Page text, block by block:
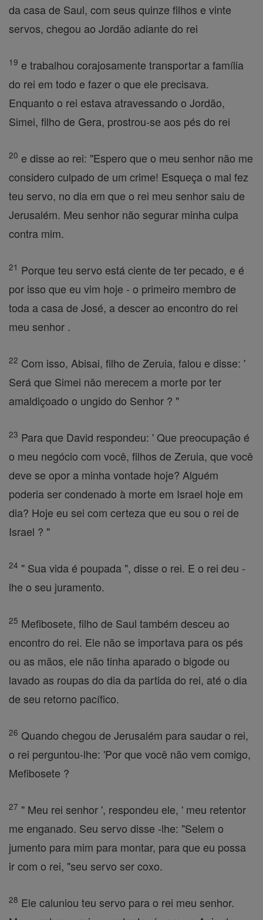
da casa de Saul, com seus quinze filhos e vinte
servos, chegou ao Jordão adiante do rei
19 e trabalhou corajosamente transportar a família
do rei em todo e fazer o que ele precisava.
Enquanto o rei estava atravessando o Jordão,
Simei, filho de Gera, prostrou-se aos pés do rei
20 e disse ao rei: "Espero que o meu senhor não me
considero culpado de um crime! Esqueça o mal fez
teu servo, no dia em que o rei meu senhor saiu de
Jerusalém. Meu senhor não segurar minha culpa
contra mim.
21 Porque teu servo está ciente de ter pecado, e é
por isso que eu vim hoje - o primeiro membro de
toda a casa de José, a descer ao encontro do rei
meu senhor .
22 Com isso, Abisai, filho de Zeruia, falou e disse: '
Será que Simei não merecem a morte por ter
amaldiçoado o ungido do Senhor ? "
23 Para que David respondeu: ' Que preocupação é
o meu negócio com você, filhos de Zeruia, que você
deve se opor a minha vontade hoje? Alguém
poderia ser condenado à morte em Israel hoje em
dia? Hoje eu sei com certeza que eu sou o rei de
Israel ? "
24 " Sua vida é poupada ", disse o rei. E o rei deu -
lhe o seu juramento.
25 Mefibosete, filho de Saul também desceu ao
encontro do rei. Ele não se importava para os pés
ou as mãos, ele não tinha aparado o bigode ou
lavado as roupas do dia da partida do rei, até o dia
de seu retorno pacífico.
26 Quando chegou de Jerusalém para saudar o rei,
o rei perguntou-lhe: 'Por que você não vem comigo,
Mefibosete ?
27 " Meu rei senhor ', respondeu ele, ' meu retentor
me enganado. Seu servo disse -lhe: "Selem o
jumento para mim para montar, para que eu possa
ir com o rei, "seu servo ser coxo.
28 Ele caluniou teu servo para o rei meu senhor.